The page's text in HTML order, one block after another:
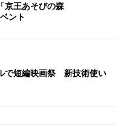
京王あそびの森
ント
で短編映画祭 新技術使い